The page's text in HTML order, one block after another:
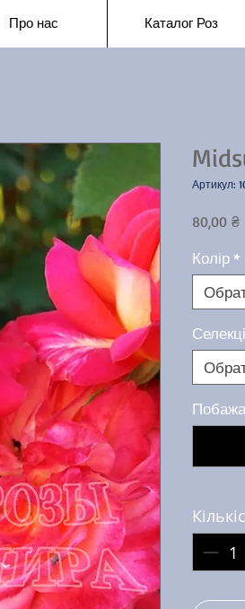
Про нас Каталог Роз
Артикул:
80,00 ₴
Колір*